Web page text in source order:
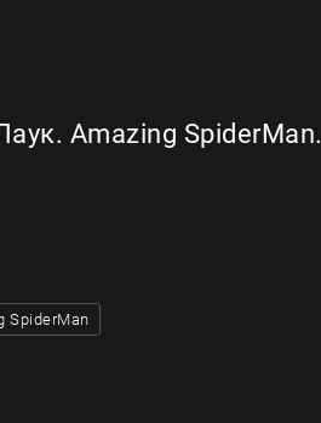
Amazing SpiderMan.
SpiderMan